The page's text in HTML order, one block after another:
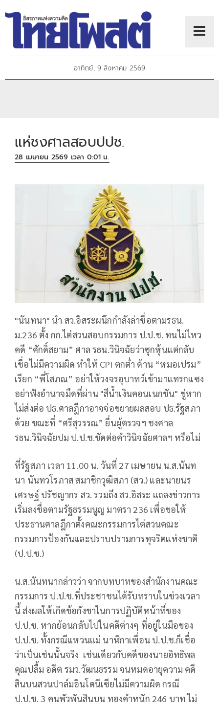
อาทิตย์, 9 สิงหาคม 2569
แห่ชงศาลสอบปปช.
28 เมษายน 2569 เวลา 0:01 น.
"นันทนา" นำ สว.อิสระผนึกกำลังล่าชื่อตามรธน.
ม.236 ตั้ง กก.ไต่สวนสอบกรรมการ ป.ป.ช. ทนไม่ไหว
คดี “ศักดิ์สยาม” ศาล รธน.วินิจฉัยว่าซุกหุ้นแต่กลับ
เชื่อไม่มีความผิด ทำให้ CPI ตกต่ำ ด้าน “หมอเปรม”
เรียก “พี่โสภณ” อย่าให้วงจรอุบาทว์เข้ามาแทรกแซง
อย่าฟังอำนาจมืดที่ผ่าน "สีน้ำเงินคอนเนกชัน" ขู่หาก
ไม่ส่งต่อ ปธ.ศาลฎีกาอาจจ่อขยายผลสอบ ปธ.รัฐสภา
ด้วย ขณะที่ “ศรีสุวรรณ” ยื่นผู้ตรวจฯ ชงศาล
รธน.วินิจฉัยปม ป.ป.ช.ขัดต่อคำวินิจฉัยศาลฯ หรือไม่
ที่รัฐสภา เวลา 11.00 น. วันที่ 27 เมษายน น.ส.นันท
นา นันทวโรภาส สมาชิกวุฒิสภา (สว.) และนายนร
เศรษฐ์ ปรัชญากร สว. รวมถึง สว.อิสระ แถลงข่าวการ
เริ่มลงชื่อตามรัฐธรรมนูญ มาตรา 236 เพื่อขอให้
ประธานศาลฎีกาตั้งคณะกรรมการไต่สวนคณะ
กรรมการป้องกันและปราบปรามการทุจริตแห่งชาติ
(ป.ป.ช.)
น.ส.นันทนากล่าวว่า จากบทบาทของสำนักงานคณะ
กรรมการ ป.ป.ช.ที่ประชาชนได้รับทราบในช่วงเวลา
นี้ ส่งผลให้เกิดข้อกังขาในการปฏิบัติหน้าที่ของ
ป.ป.ช. หากย้อนกลับไปในคดีต่างๆ ที่อยู่ในมือของ
ป.ป.ช. ทั้งกรณีแหวนแม่ นาฬิกาเพื่อน ป.ป.ช.ก็เชื่อ
ว่าเป็นเช่นนั้นจริง เช่นเดียวกับคดีของนายอิทธิพล
คุณปลื้ม อดีต รมว.วัฒนธรรม จนหมดอายุความ คดี
สินบนสวนปาล์มอินโดนีเซียไม่มีความผิด กรณี
ป.ป.ช. 3 คนพัวพันสินบน ทองคำหนัก 246 บาท ไม่